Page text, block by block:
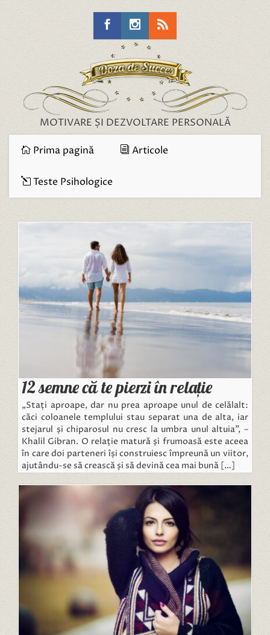
MOTIVARE ȘI DEZVOLTARE PERSONALĂ
Prima pagină Articole
Teste Psihologice
12 semne că te pierzi în relație
„Stați aproape, dar nu prea aproape unul de celălalt:
căci coloanele templului stau separat una de alta, iar
stejarul și chiparosul nu cresc la umbra unul altuia”, –
Khalil Gibran. O relație matură și frumoasă este aceea
în care doi parteneri își construiesc împreună un viitor,
ajutându-se să crească și să devină cea mai bună […]